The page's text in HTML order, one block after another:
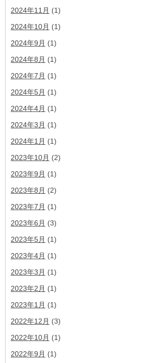
2024年11月 (1)
2024年10月 (1)
2024年9月 (1)
2024年8月 (1)
2024年7月 (1)
2024年5月 (1)
2024年4月 (1)
2024年3月 (1)
2024年1月 (1)
2023年10月 (2)
2023年9月 (1)
2023年8月 (2)
2023年7月 (1)
2023年6月 (3)
2023年5月 (1)
2023年4月 (1)
2023年3月 (1)
2023年2月 (1)
2023年1月 (1)
2022年12月 (3)
2022年10月 (1)
2022年9月 (1)